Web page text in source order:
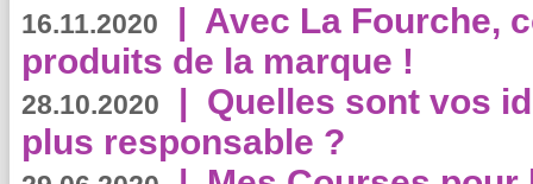
16.11.2020 | Avec La Fourche,
produits de la marque !
28.10.2020 | Quelles sont vos
plus responsable ?